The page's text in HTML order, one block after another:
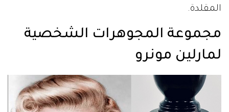
المقلدة.
مجموعة المجوهرات الشخصية
لمارلين مونرو